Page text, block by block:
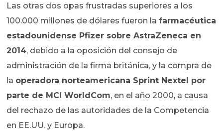
Las otras dos opas frustradas superiores a los
100.000 millones de dólares fueron lafarmacéutica
estadounidense Pfizer sobre AstraZeneca en
2014, debido a la oposición del consejo de
administración de la firma británica, y la compra de
la operadora norteamericana Sprint Nextel por
parte de MCI WorldCom, en el año 2000, a causa
del rechazo de las autoridades de la Competencia
en EE.UU. y Europa.